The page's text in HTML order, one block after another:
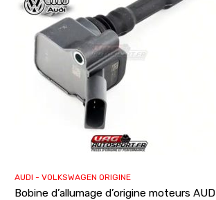
AUDI - VOLKSWAGEN ORIGINE
Bobine d’allumage d’origine moteurs